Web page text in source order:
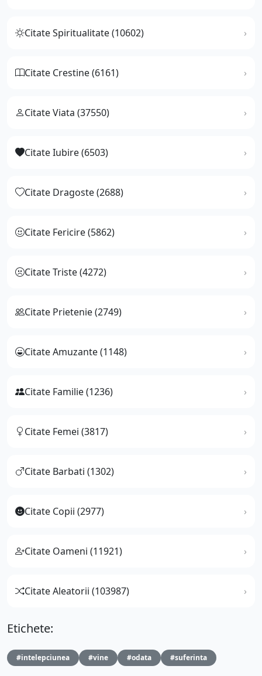
Citate Spiritualitate (10602)
Citate Crestine (6161)
Citate Viata (37550)
Citate Iubire (6503)
Citate Dragoste (2688)
Citate Fericire (5862)
Citate Triste (4272)
Citate Prietenie (2749)
Citate Amuzante (1148)
Citate Familie (1236)
Citate Femei (3817)
Citate Barbati (1302)
Citate Copii (2977)
Citate Oameni (11921)
Citate Aleatorii (103987)
Etichete:
#intelepciunea #vine #odata #suferinta